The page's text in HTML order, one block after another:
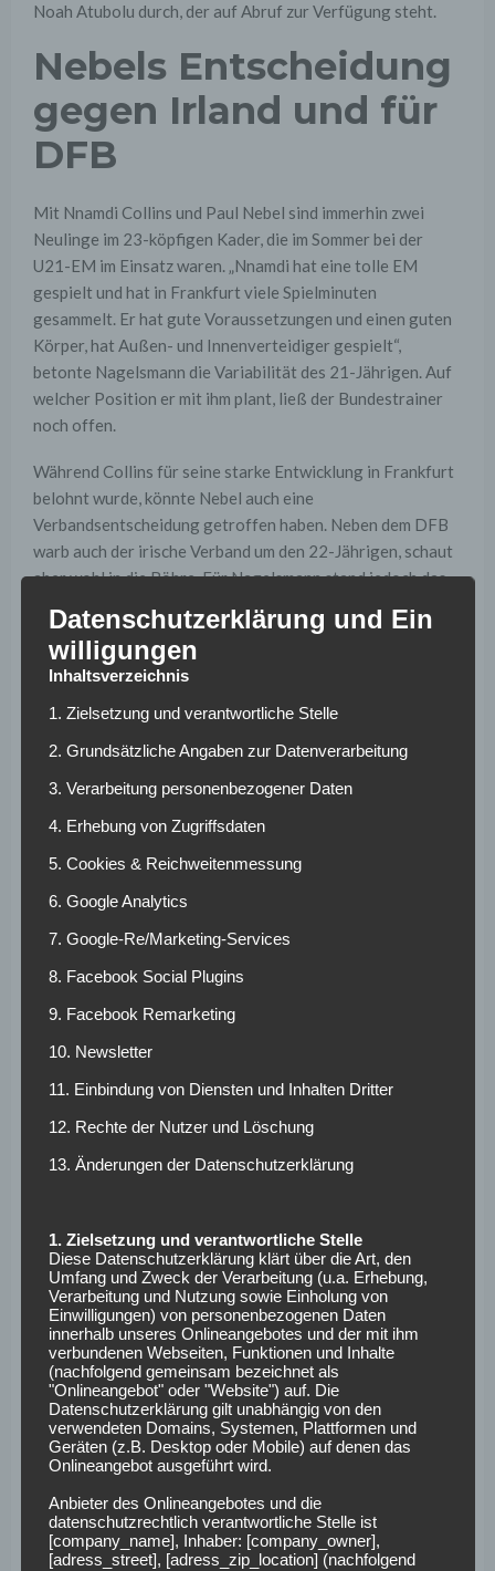
Noah Atubolu durch, der auf Abruf zur Verfügung steht.
Nebels Entscheidung
gegen Irland und für
DFB
Mit Nnamdi Collins und Paul Nebel sind immerhin zwei
Neulinge im 23-köpfigen Kader, die im Sommer bei der
U21-EM im Einsatz waren. „Nnamdi hat eine tolle EM
gespielt und hat in Frankfurt viele Spielminuten
gesammelt. Er hat gute Voraussetzungen und einen guten
Körper, hat Außen- und Innenverteidiger gespielt“,
betonte Nagelsmann die Variabilität des 21-Jährigen. Auf
welcher Position er mit ihm plant, ließ der Bundestrainer
noch offen.
Während Collins für seine starke Entwicklung in Frankfurt
belohnt wurde, könnte Nebel auch eine
Verbandsentscheidung getroffen haben. Neben dem DFB
warb auch der irische Verband um den 22-Jährigen, schaut
aber wohl in die Röhre. Für Nagelsmann stand jedoch das
auffälligsten Spieler bei der U21-EM und auch letzte
Saison bei Mainz“, begründete er die Entscheidung für den
offensiven Mittelfeldspieler.
Quali
#SVKGER: 4. September, 20.45
Uhr (Bratislava)#GERNIR: 7. September,
20.45 Uhr (Köln)#dfbteam
DFB/Philipp Reinhard
pic.twitter.com/Da6rQWbWvp
— DFB-Team (@DFB_Team)
2025
Sané fehlt, vier
Spieler wieder zurück
vergangenen Sommer (Finaleinzug, Niederlage gegen
Youngster als Neulinge berufen, wurde aber von einem
großen Lazarett gestoppt. Der 38-Jährige erwähnte
namentlich Nathaniel Brown (Eintracht Frankfurt), Max
Rosenfelder (SC Freiburg) oder Nicolas Kühn (Como
1907), die allesamt aufgrund von aktuellen oder in der
Saisonvorbereitung erlittenen Verletzungen „noch nicht
bei 100 Prozent“ seien.
Im Vergleich zum Nations League Final Four stehen
Galatasaray Istanbul gewechselte Leroy Sané und der
zuletzt verletzungsgeplagte Aleksandar Pavlović.
habe sich durch den Schritt in die Türkei für die
Datenschutzerklärung und Ein
willigungen
Inhaltsverzeichnis
1. Zielsetzung und verantwortliche Stelle
2. Grundsätzliche Angaben zur Datenverarbeitung
3. Verarbeitung personenbezogener Daten
4. Erhebung von Zugriffsdaten
5. Cookies & Reichweitenmessung
6. Google Analytics
7. Google-Re/Marketing-Services
8. Facebook Social Plugins
9. Facebook Remarketing
10. Newsletter
11. Einbindung von Diensten und Inhalten Dritter
12. Rechte der Nutzer und Löschung
13. Änderungen der Datenschutzerklärung
1. Zielsetzung und verantwortliche Stelle
Diese Datenschutzerklärung klärt über die Art, den
Umfang und Zweck der Verarbeitung (u.a. Erhebung,
Verarbeitung und Nutzung sowie Einholung von
Einwilligungen) von personenbezogenen Daten
innerhalb unseres Onlineangebotes und der mit ihm
verbundenen Webseiten, Funktionen und Inhalte
(nachfolgend gemeinsam bezeichnet als
"Onlineangebot" oder "Website") auf. Die
Datenschutzerklärung gilt unabhängig von den
verwendeten Domains, Systemen, Plattformen und
Geräten (z.B. Desktop oder Mobile) auf denen das
Onlineangebot ausgeführt wird.
Anbieter des Onlineangebotes und die
datenschutzrechtlich verantwortliche Stelle ist
[company_name], Inhaber: [company_owner],
[adress_street], [adress_zip_location] (nachfolgend